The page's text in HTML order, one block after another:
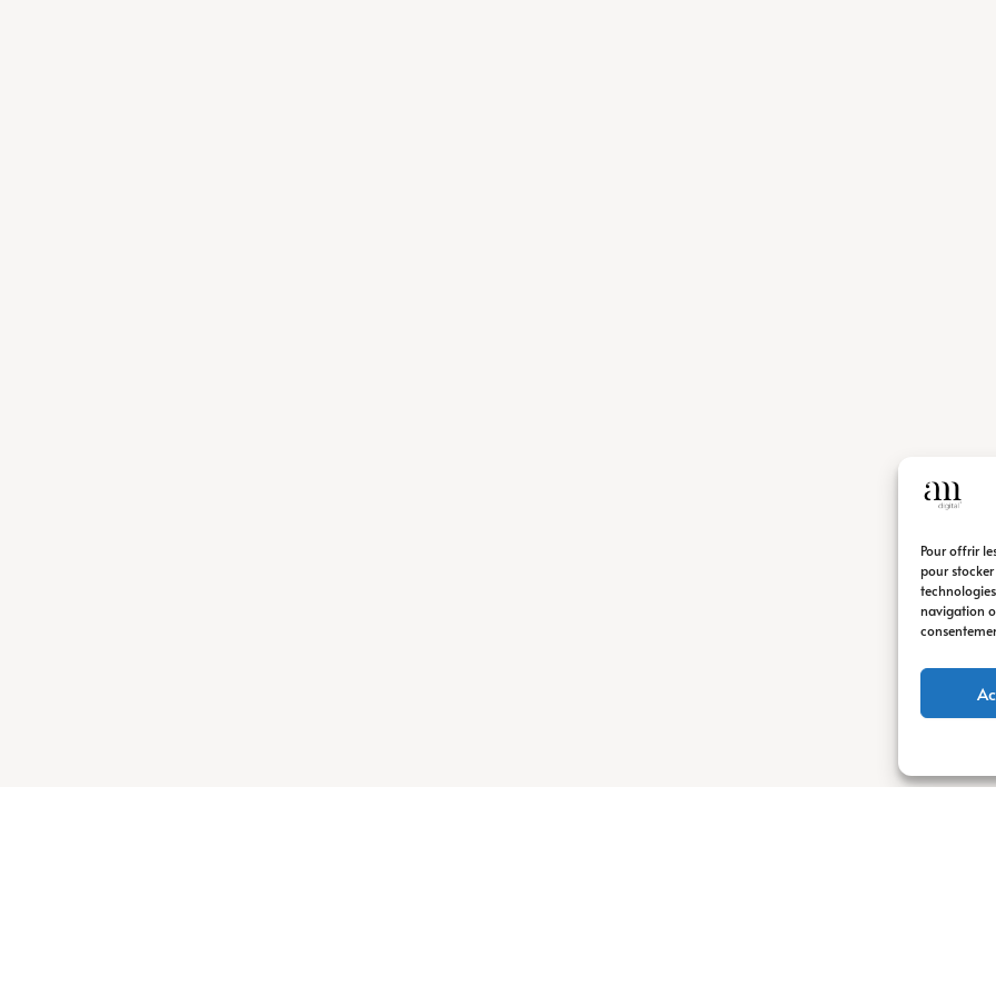
Pour offrir
pour
navigation